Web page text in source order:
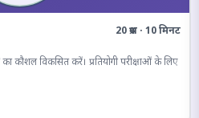
20 प्रश्न · 10 मिनट
कौशल विकसित करें। प्रतियोगी परीक्षाओं के लिए